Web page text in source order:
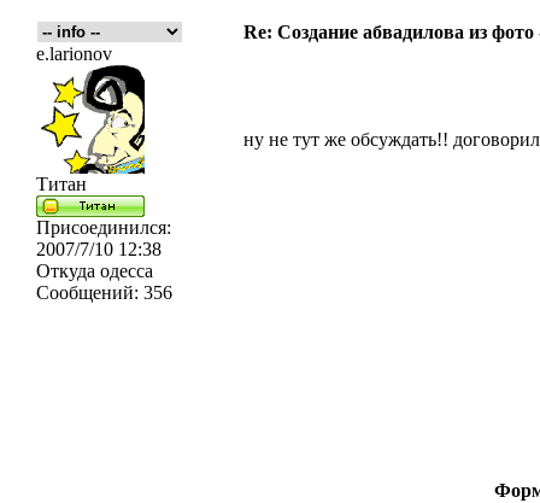
Re: Создание абвадилова из
e.larionov
Титан
Присоединился:
2007/7/10 12:38
Откуда одесса
Сообщений: 356
ну не тут же обсуждать!!